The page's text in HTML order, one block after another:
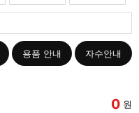
용품 안내 자수안내
0 원